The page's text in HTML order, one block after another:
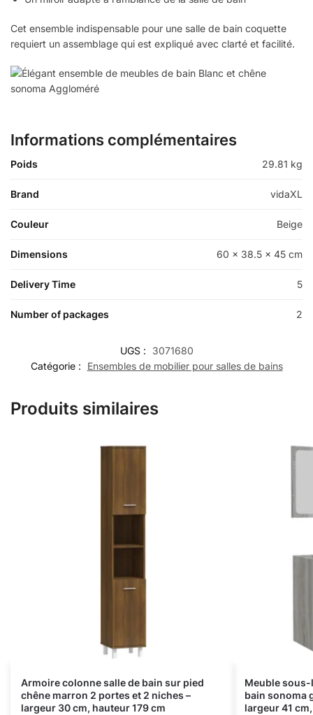
Cet ensemble indispensable pour une salle de bain coquette
requiert un assemblage qui est expliqué avec clarté et facilité.
Informations complémentaires
Poids 29.81 kg
Brand vidaXL
Couleur Beige
Dimensions 60 x 38.5 x 45 cm
Delivery Time 5
Number of packages 2
UGS :
3071680
Catégorie :
Ensembles de mobilier pour salles de bains
Produits similaires
Armoire colonne salle de bain sur pied
chêne marron 2 portes et 2 niches –
largeur 30 cm, hauteur 179 cm
Meuble
bain sonoma
largeur 41